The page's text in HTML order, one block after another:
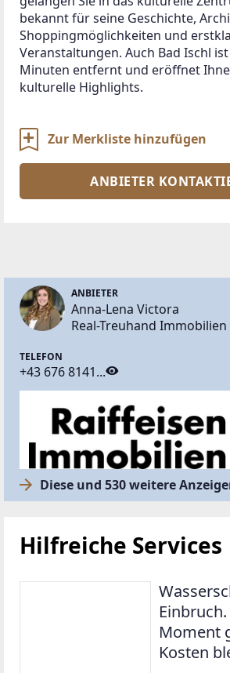
bekannt für seine Geschichte,
Shoppingmöglichkeiten und
Veranstaltungen. Auch Bad Ischl
Minuten entfernt und eröffnet
kulturelle Highlights.
Zur Merkliste hinzufügen
ANBIETER
ANBIETER
Anna-Lena Victora
Real-Treuhand
TELEFON
+43 676 8141...
Diese und 530 weitere
Hilfreiche Services
Moment
Kosten